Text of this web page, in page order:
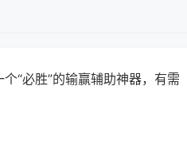
“必胜”的输赢辅助神器，有需